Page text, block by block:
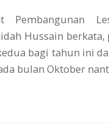
Pembangunan
Hussain
bagi tahun ini
bulan Oktober